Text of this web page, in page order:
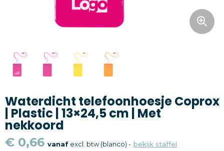
Home en living
Health en wellness
Kantoorartikelen
Gadgets
Textiel
Thema
Merken
Waterdicht telefoonhoesje Coprox
| Plastic | 13×24,5 cm | Met
nekkoord
€ 0,66 vanafexcl. btw (blanco) - bekijk staffel